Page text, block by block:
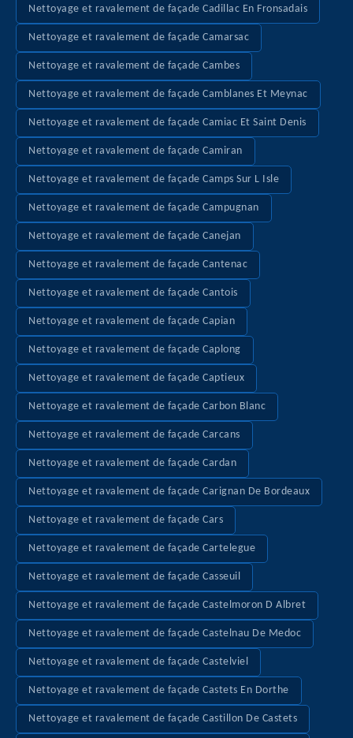
Nettoyage et ravalement de façade Cadillac En Fronsadais
Nettoyage et ravalement de façade Camarsac
Nettoyage et ravalement de façade Cambes
Nettoyage et ravalement de façade Camblanes Et Meynac
Nettoyage et ravalement de façade Camiac Et Saint Denis
Nettoyage et ravalement de façade Camiran
Nettoyage et ravalement de façade Camps Sur L Isle
Nettoyage et ravalement de façade Campugnan
Nettoyage et ravalement de façade Canejan
Nettoyage et ravalement de façade Cantenac
Nettoyage et ravalement de façade Cantois
Nettoyage et ravalement de façade Capian
Nettoyage et ravalement de façade Caplong
Nettoyage et ravalement de façade Captieux
Nettoyage et ravalement de façade Carbon Blanc
Nettoyage et ravalement de façade Carcans
Nettoyage et ravalement de façade Cardan
Nettoyage et ravalement de façade Carignan De Bordeaux
Nettoyage et ravalement de façade Cars
Nettoyage et ravalement de façade Cartelegue
Nettoyage et ravalement de façade Casseuil
Nettoyage et ravalement de façade Castelmoron D Albret
Nettoyage et ravalement de façade Castelnau De Medoc
Nettoyage et ravalement de façade Castelviel
Nettoyage et ravalement de façade Castets En Dorthe
Nettoyage et ravalement de façade Castillon De Castets